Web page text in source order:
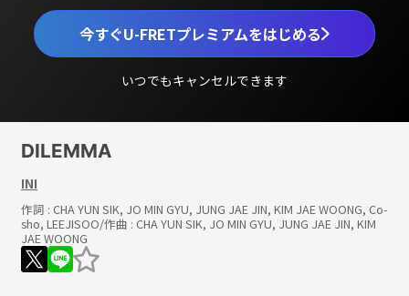
今すぐU-FRETプレミアムをはじめる
いつでもキャンセルできます
DILEMMA
INI
作詞 : CHA YUN SIK, JO MIN GYU, JUNG JAE JIN, KIM JAE WOONG, Co-
sho, LEEJISOO/作曲 : CHA YUN SIK, JO MIN GYU, JUNG JAE JIN, KIM
JAE WOONG